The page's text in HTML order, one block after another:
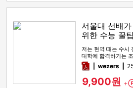
서울대 선배
위한 수능 꿀
저는 현역 때는 수시
대학에 합격하기는
전형을 노리며 재수
pdfwezers
9,900원 +